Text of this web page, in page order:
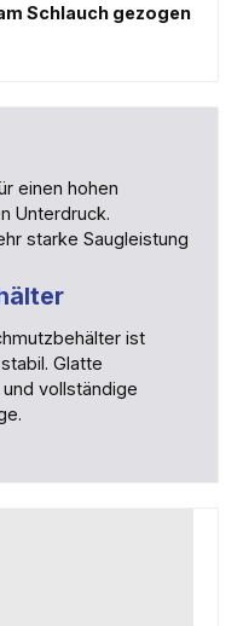
Schlauch gezogen
einen hohen
Unterdruck.
starke Saugleistung
ist
Glatte
vollständige